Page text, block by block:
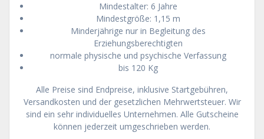
Mindestalter: 6 Jahre
Mindestgröße: 1,15 m
Minderjährige nur in Begleitung des
Erziehungsberechtigten
normale physische und psychische Verfassung
bis 120 Kg
Alle Preise sind Endpreise, inklusive Startgebühren,
Versandkosten und der gesetzlichen Mehrwertsteuer. Wir
sind ein sehr individuelles Unternehmen. Alle Gutscheine
können jederzeit umgeschrieben werden.